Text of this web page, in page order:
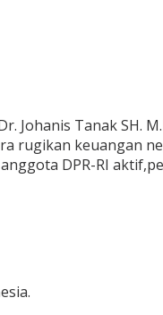
Johanis Tanak SH.
rugikan keuangan
DPR-RI